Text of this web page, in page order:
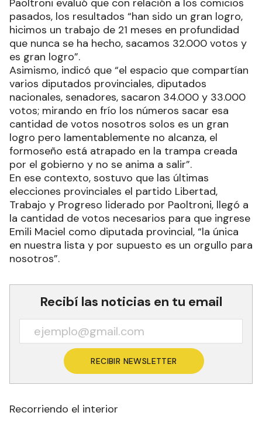
pasados, los resultados “han sido un gran logro,
hicimos un trabajo de 21 meses en profundidad
que nunca se ha hecho, sacamos 32.000 votos y
es gran logro”.
Asimismo, indicó que “el espacio que compartían
varios diputados provinciales, diputados
nacionales, senadores, sacaron 34.000 y 33.000
votos; mirando en frío los números sacar esa
cantidad de votos nosotros solos es un gran
logro pero lamentablemente no alcanza, el
formoseño está atrapado en la trampa creada
por el gobierno y no se anima a salir”.
En ese contexto, sostuvo que las últimas
elecciones provinciales el partido Libertad,
Trabajo y Progreso liderado por Paoltroni, llegó a
la cantidad de votos necesarios para que ingrese
Emili Maciel como diputada provincial, “la única
en nuestra lista y por supuesto es un orgullo para
nosotros”.
Recibí las noticias en tu email
RECIBIR NEWSLETTER
Recorriendo el interior